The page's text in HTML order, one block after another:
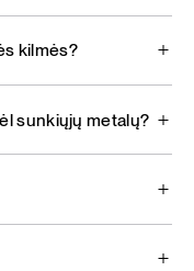
kilmės?
sunkiųjų metalų?